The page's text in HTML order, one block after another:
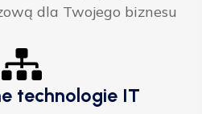
dla Twojego biznesu
technologie IT